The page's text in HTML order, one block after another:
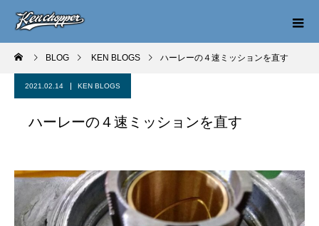
BLOG KEN BLOGS ハーレーの４速ミッションを直す
2021.02.14 KEN BLOGS
ハーレーの４速ミッションを直す